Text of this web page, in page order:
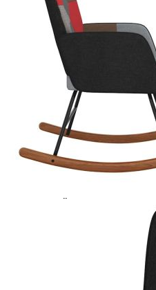
Ширина на седалката:
Височина на
подлакътника от земята:
60,5 см
Необходимо сглобяване:
Filling material:
Купи на изплащане
Credit calculator
Люлеещ стол с табуретка,
Please select credit institution
Цена на продукта:
Extraction of information
Предоставената таблица е
количката" и при поръчка
Acest tabel are caracter
coșul de cumpărături unde